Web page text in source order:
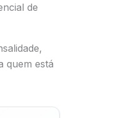
de
quem está